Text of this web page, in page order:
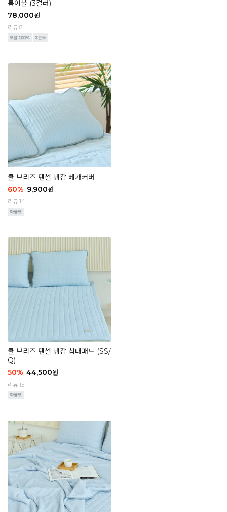
름이불 (3컬러)
78,000원
리뷰 8
쿨 브리즈 텐셀 냉감 베개커버
60% 9,900원
리뷰 14
쿨 브리즈 텐셀 냉감 침대패드 (SS/
Q)
50% 44,500원
리뷰 15